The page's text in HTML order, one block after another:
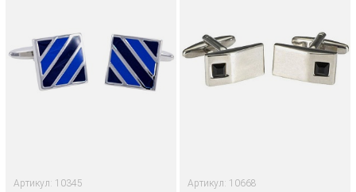
Артикул: 10345 Артикул: 10668